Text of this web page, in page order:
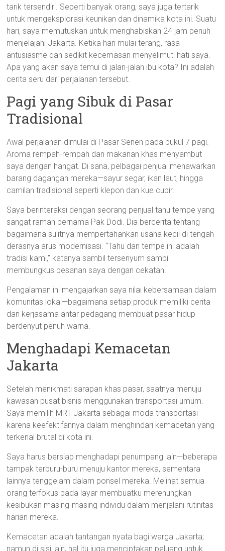
tarik tersendiri. Seperti banyak orang, saya juga tertarik
untuk mengeksplorasi keunikan dan dinamika kota ini. Suatu
hari, saya memutuskan untuk menghabiskan 24 jam penuh
menjelajahi Jakarta. Ketika hari mulai terang, rasa
antusiasme dan sedikit kecemasan menyelimuti hati saya.
Apa yang akan saya temui di jalan-jalan ibu kota? Ini adalah
cerita seru dari perjalanan tersebut.
Pagi yang Sibuk di Pasar
Tradisional
Awal perjalanan dimulai di Pasar Senen pada pukul 7 pagi.
Aroma rempah-rempah dan makanan khas menyambut
saya dengan hangat. Di sana, pelbagai penjual menawarkan
barang dagangan mereka—sayur segar, ikan laut, hingga
camilan tradisional seperti klepon dan kue cubir.
Saya berinteraksi dengan seorang penjual tahu tempe yang
sangat ramah bernama Pak Dodi. Dia bercerita tentang
bagaimana sulitnya mempertahankan usaha kecil di tengah
derasnya arus modernisasi. “Tahu dan tempe ini adalah
tradisi kami,” katanya sambil tersenyum sambil
membungkus pesanan saya dengan cekatan.
Pengalaman ini mengajarkan saya nilai kebersamaan dalam
komunitas lokal—bagaimana setiap produk memiliki cerita
dan kerjasama antar pedagang membuat pasar hidup
berdenyut penuh warna.
Menghadapi Kemacetan
Jakarta
Setelah menikmati sarapan khas pasar, saatnya menuju
kawasan pusat bisnis menggunakan transportasi umum.
Saya memilih MRT Jakarta sebagai moda transportasi
karena keefektifannya dalam menghindari kemacetan yang
terkenal brutal di kota ini.
Saya harus bersiap menghadapi penumpang lain—beberapa
tampak terburu-buru menuju kantor mereka, sementara
lainnya tenggelam dalam ponsel mereka. Melihat semua
orang terfokus pada layar membuatku merenungkan
kesibukan masing-masing individu dalam menjalani rutinitas
harian mereka.
Kemacetan adalah tantangan nyata bagi warga Jakarta;
namun di sisi lain, hal itu juga menciptakan peluang untuk